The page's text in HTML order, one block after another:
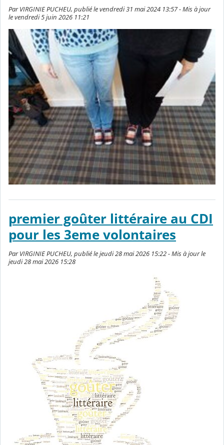
Par VIRGINIE PUCHEU, publié le vendredi 31 mai 2024 13:57 - Mis à jour
le vendredi 5 juin 2026 11:21
premier goûter littéraire au CDI
pour les 3eme volontaires
Par VIRGINIE PUCHEU, publié le jeudi 28 mai 2026 15:22 - Mis à jour le
jeudi 28 mai 2026 15:28